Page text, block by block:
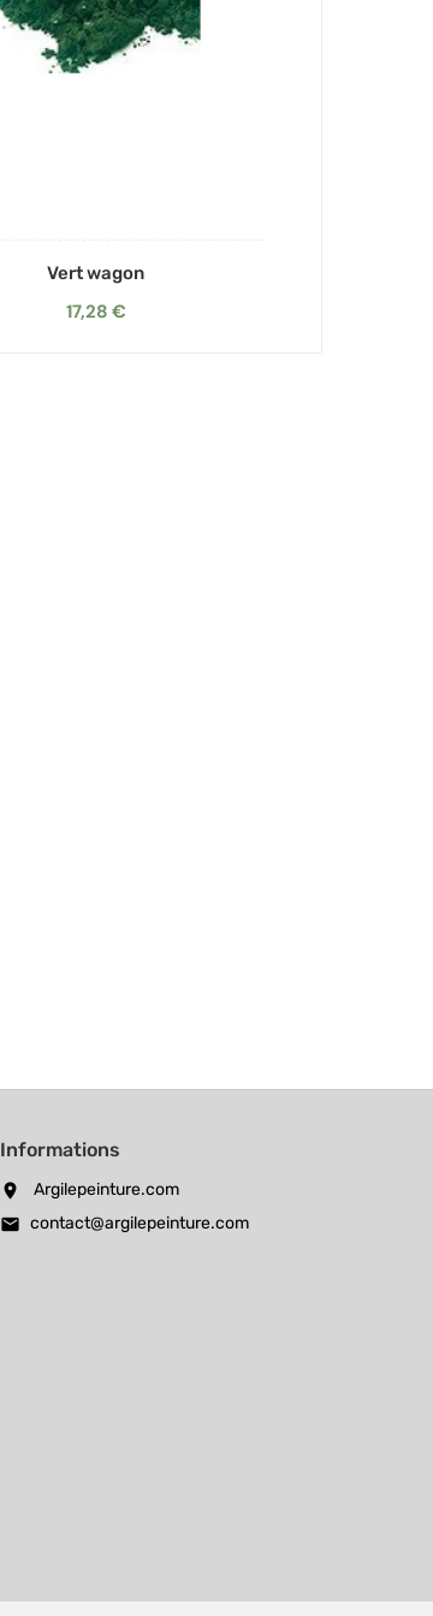
Vert wagon
17,28 €
Informations
location_on
Argilepeinture.com
email contact@argilepeinture.com